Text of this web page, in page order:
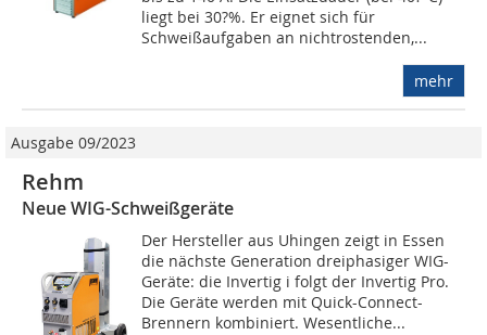
liegt bei 30?%. Er eignet sich für
Schweißaufgaben an nichtrostenden,...
mehr
Ausgabe 09/2023
Rehm
Neue WIG-Schweißgeräte
Der Hersteller aus Uhingen zeigt in Essen
die nächste Generation dreiphasiger WIG-
Geräte: die Invertig i folgt der Invertig Pro.
Die Geräte werden mit Quick-Connect-
Brennern kombiniert. Wesentliche...